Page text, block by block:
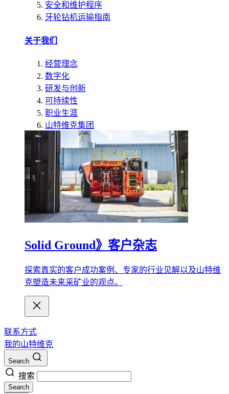
安全和维护程序
牙轮钻机运输指南
关于我们
经营理念
数字化
研发与创新
可持续性
职业生涯
山特维克集团
Solid Ground》客户杂志
探索真实的客户成功案例、专家的行业见解以及山特维
克塑造未来采矿业的观点。
联系方式
我的山特维克
Search
搜索
Search